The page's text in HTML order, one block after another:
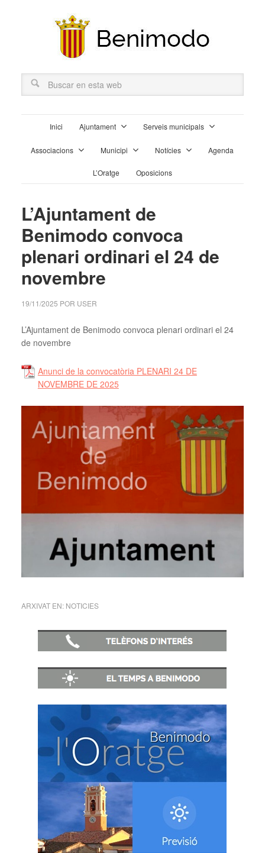
Inici Ajuntament Serveis municipals
Associacions Municipi Notícies Agenda
L’Oratge Oposicions
L’Ajuntament de
Benimodo convoca
plenari ordinari el 24 de
novembre
19/11/2025 POR USER
L’Ajuntament de Benimodo convoca plenari ordinari el 24
de novembre
Anunci de la convocatòria PLENARI 24 DE
NOVEMBRE DE 2025
ARXIVAT EN: NOTICIES